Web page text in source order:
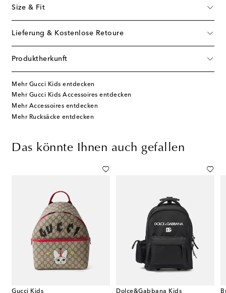
Size & Fit
Lieferung & Kostenlose Retoure
Produktherkunft
Mehr Gucci Kids entdecken
Mehr Gucci Kids Accessoires entdecken
Mehr Accessoires entdecken
Mehr Rucksäcke entdecken
Das könnte Ihnen auch gefallen
Gucci Kids Dolce&Gabbana Kids